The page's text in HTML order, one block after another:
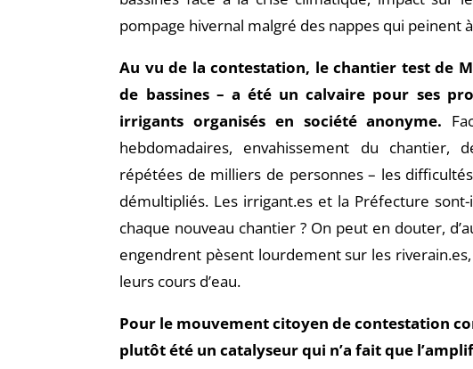
pompage hivernal malgré des nappes qui peinent
Au vu de la contestation, le chantier test de
de bassines – a été un calvaire pour ses
irrigants organisés en société anonyme.
hebdomadaires, envahissement du chantier,
répétées de milliers de personnes – les
démultipliés. Les irrigant.es et la Préfecture
chaque nouveau chantier ? On peut en douter,
engendrent pèsent lourdement sur les
leurs cours d’eau.
Pour le mouvement citoyen de contestation
plutôt été un catalyseur qui n’a fait que